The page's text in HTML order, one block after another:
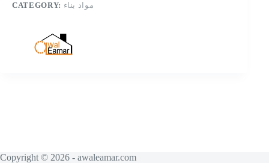
CATEGORY: مواد بناء
Copyright © 2026 - awaleamar.com